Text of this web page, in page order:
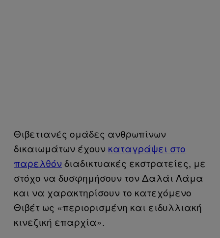
Θιβετιανές ομάδες ανθρωπίνων
δικαιωμάτων έχουν καταγράψει στο
παρελθόν διαδικτυακές εκστρατείες, με
στόχο να δυσφημήσουν τον Δαλάι Λάμα
και να χαρακτηρίσουν το κατεχόμενο
Θιβέτ ως «περιορισμένη και ειδυλλιακή
κινεζική επαρχία».